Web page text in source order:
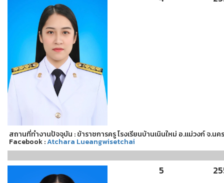
สถานที่ทำงานปัจจุบัน : ข้าราชการครู โรงเรียนบ้านเนินใหม่ อ.แม่วงก์ จ.นค
Facebook :Atchara Lueangwisetchai
5